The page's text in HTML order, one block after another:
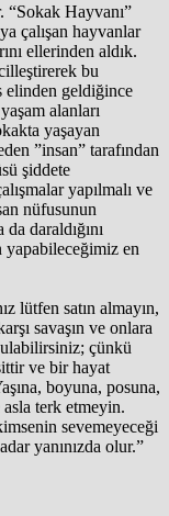
“Sokak Hayvanı”
çalışan hayvanlar
ellerinden aldık.
bu
elinden geldiğince
alanları
yaşayan
”insan” tarafından
şiddete
yapılmalı ve
nüfusunun
daraldığını
yapabileceğimiz en
lütfen satın almayın,
savaşın ve onlara
çünkü
ve bir hayat
boyuna, posuna,
terk etmeyin.
sevemeyeceği
yanınızda olur.”